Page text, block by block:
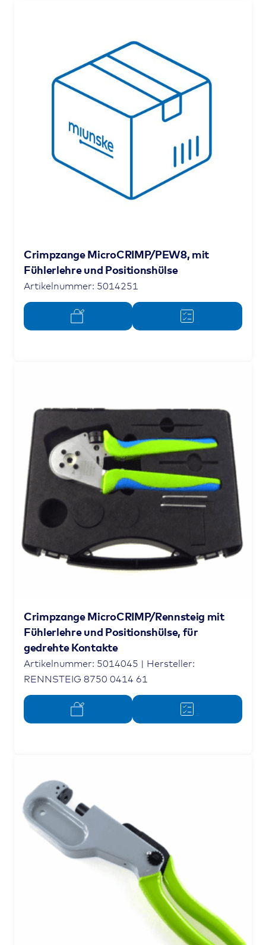
Crimpzange MicroCRIMP/PEW8, mit
Fühlerlehre und Positionshülse
Artikelnummer: 5014251
Crimpzange MicroCRIMP/Rennsteig mit
Fühlerlehre und Positionshülse, für
gedrehte Kontakte
Artikelnummer: 5014045 | Hersteller:
RENNSTEIG 8750 0414 61